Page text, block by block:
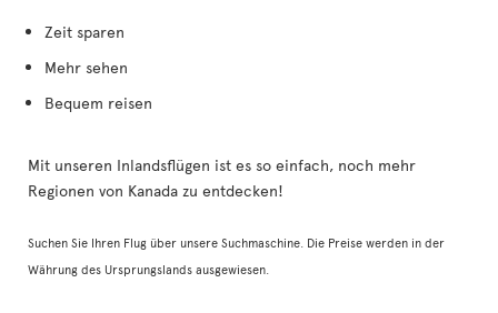
Zeit sparen
Mehr sehen
Bequem reisen
Mit unseren Inlandsflügen ist es so einfach, noch mehr
Regionen von Kanada zu entdecken!
Suchen Sie Ihren Flug über unsere Suchmaschine. Die Preise werden in der
Währung des Ursprungslands ausgewiesen.